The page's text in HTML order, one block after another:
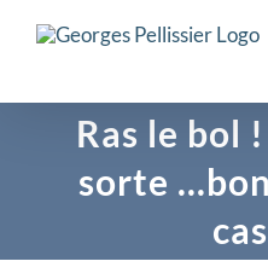
Ras le bol
sorte